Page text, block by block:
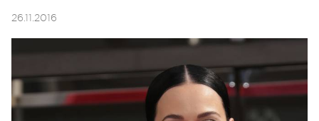
26.11.2016